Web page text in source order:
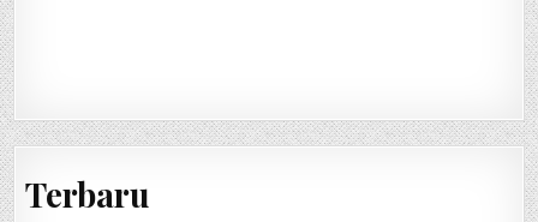
Terbaru